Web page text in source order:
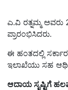
ಎ.ವಿ ರತ್ನಮ್ಮ ಅವರು
ಪ್ರಾರಂಭಿಸಿದರು.
ಈ ಹಂತದಲ್ಲಿ
ಇಲಾಖೆಯು ಸಹ
ಆದಾಯ ಸೃಷ್ಟಿಗೆ